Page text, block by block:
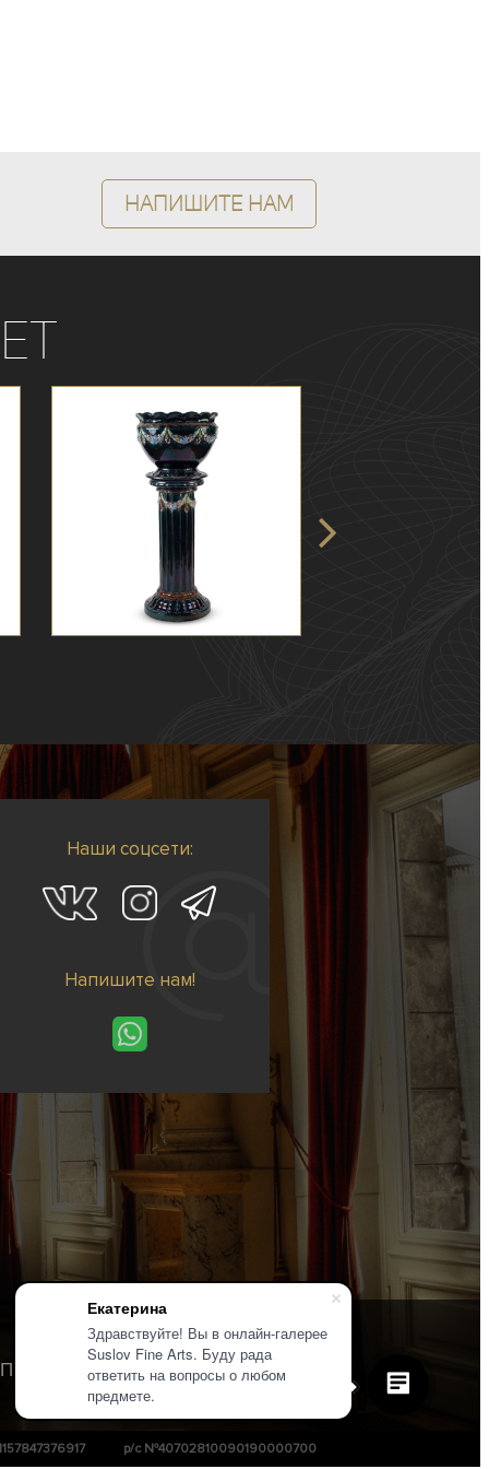
Екатерина
Здравствуйте! Вы в онлайн-галерее
Suslov Fine Arts. Буду рада
ответить на вопросы о любом
предмете.
Напишите нам
Наши соцсети:
Напишите нам!
Политика конфиденциальности
р/с №40702810090190000700